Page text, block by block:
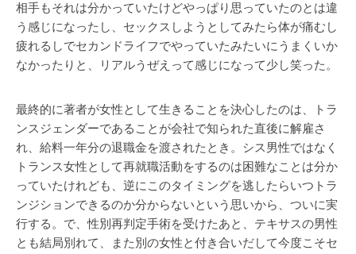
相手もそれは分かっていたけどやっぱり思っていたのとは違
う感じになったし、セックスしようとしてみたら体が痛むし
疲れるしでセカンドライフでやっていたみたいにうまくいか
なかったりと、リアルうぜえって感じになって少し笑った。
最終的に著者が女性として生きることを決心したのは、トラ
ンスジェンダーであることが会社で知られた直後に解雇さ
れ、給料一年分の退職金を渡されたとき。シス男性ではなく
トランス女性として再就職活動をするのは困難なことは分か
っていたけれども、逆にこのタイミングを逃したらいつトラ
ンジションできるのか分からないという思いから、ついに実
行する。で、性別再判定手術を受けたあと、テキサスの男性
とも結局別れて、また別の女性と付き合いだして今度こそセ